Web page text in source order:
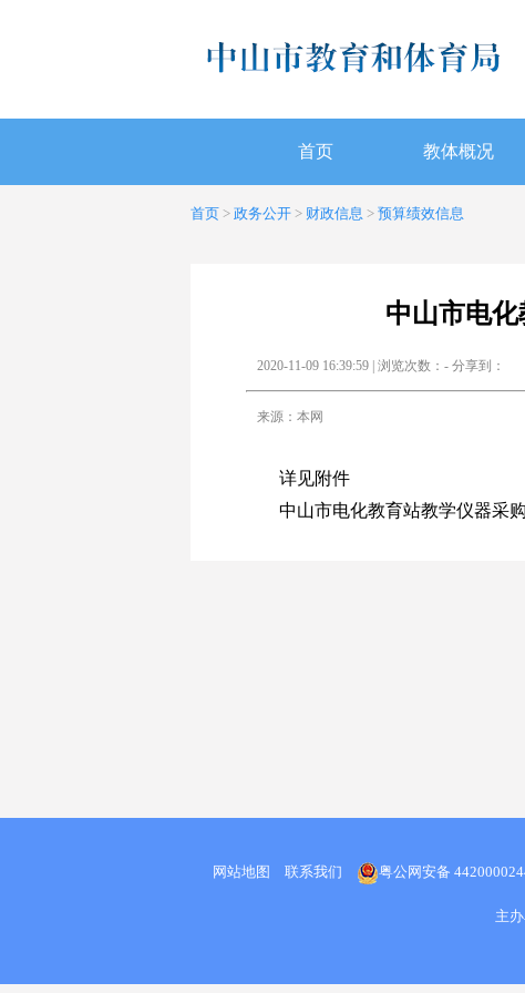
首页 教体概况
首页 > 政务公开 > 财政信息 > 预算绩效信息
中山市电
2020-11-09 16:39:59 | 浏览次数： - 分享到：
来源：本网
详见附件
中山市电化教育站教学仪器采
网站地图 联系我们 粤公网安备
主